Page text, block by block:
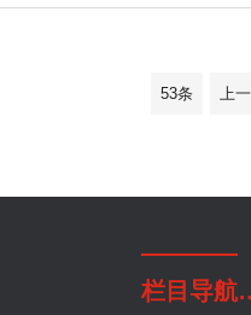
53条 上
栏目导航